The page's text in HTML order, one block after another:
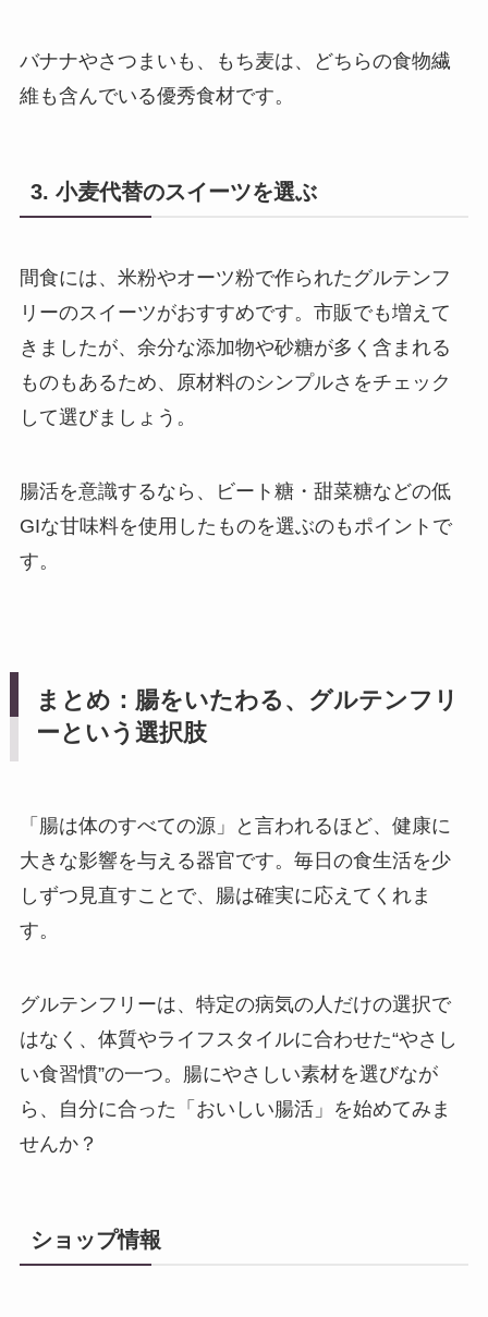
バナナやさつまいも、もち麦は、どちらの食物繊
維も含んでいる優秀食材です。
3. 小麦代替のスイーツを選ぶ
間食には、米粉やオーツ粉で作られたグルテンフ
リーのスイーツがおすすめです。市販でも増えて
きましたが、余分な添加物や砂糖が多く含まれる
ものもあるため、原材料のシンプルさをチェック
して選びましょう。
腸活を意識するなら、ビート糖・甜菜糖などの低
GIな甘味料を使用したものを選ぶのもポイントで
す。
まとめ：腸をいたわる、グルテンフリ
ーという選択肢
「腸は体のすべての源」と言われるほど、健康に
大きな影響を与える器官です。毎日の食生活を少
しずつ見直すことで、腸は確実に応えてくれま
す。
グルテンフリーは、特定の病気の人だけの選択で
はなく、体質やライフスタイルに合わせた“やさし
い食習慣”の一つ。腸にやさしい素材を選びなが
ら、自分に合った「おいしい腸活」を始めてみま
せんか？
ショップ情報